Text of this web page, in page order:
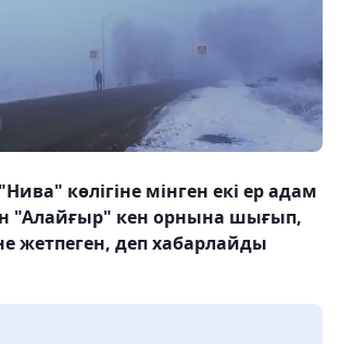
көлігіне мінген екі ер адам
"Алайғыр" кен орнына шығып,
жетпеген, деп хабарлайды